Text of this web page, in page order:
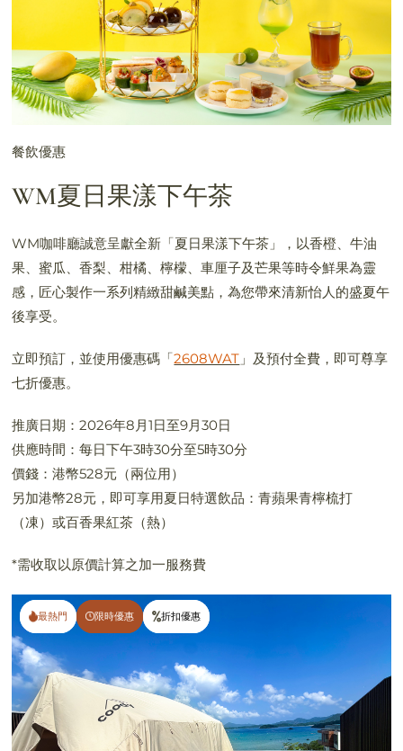
餐飲優惠
WM夏日果漾下午茶
WM咖啡廳誠意呈獻全新「夏日果漾下午茶」，以香橙、牛油
果、蜜瓜、香梨、柑橘、檸檬、車厘子及芒果等時令鮮果為靈
感，匠心製作一系列精緻甜鹹美點，為您帶來清新怡人的盛夏午
後享受。
立即預訂，並使用優惠碼「2608WAT 」及預付全費，即可尊享
七折優惠。
推廣日期：2026年8月1日至9月30日
供應時間：每日下午3時30分至5時30分
價錢：港幣528元（兩位用）
另加港幣28元，即可享用夏日特選飲品：青蘋果青檸梳打
（凍）或百香果紅茶（熱）
*需收取以原價計算之加一服務費
最熱門 限時優惠 折扣優惠
最熱門 限時優惠 折扣優惠